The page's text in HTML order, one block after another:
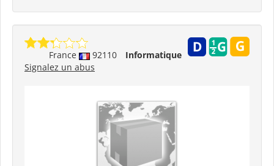
France 92110
Informatique
Signalez un abus